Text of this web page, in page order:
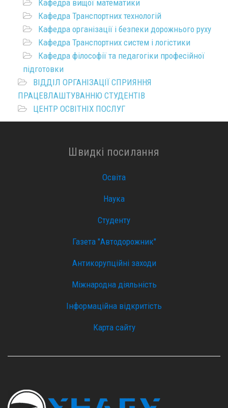
Кафедра вищої математики
Кафедра Транспортних технологій
Кафедра організації і безпеки дорожнього руху
Кафедра Транспортних систем і логістики
Кафедра філософії та педагогіки професійної
підготовки
ВІДДІЛ ОРГАНІЗАЦІЇ СПРИЯННЯ
ПРАЦЕВЛАШТУВАННЮ СТУДЕНТІВ
ЦЕНТР ОСВІТНІХ ПОСЛУГ
Швидкі посилання
Освіта
Наука
Студенту
Газета "Автодорожник"
Антикорупційні заходи
Міжнародна діяльність
Інформаційна відкритість
Карта сайту